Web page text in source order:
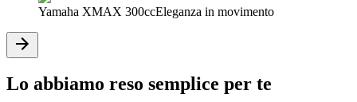
Yamaha XMAX 300ccEleganza in movimento
Lo abbiamo reso semplice per te